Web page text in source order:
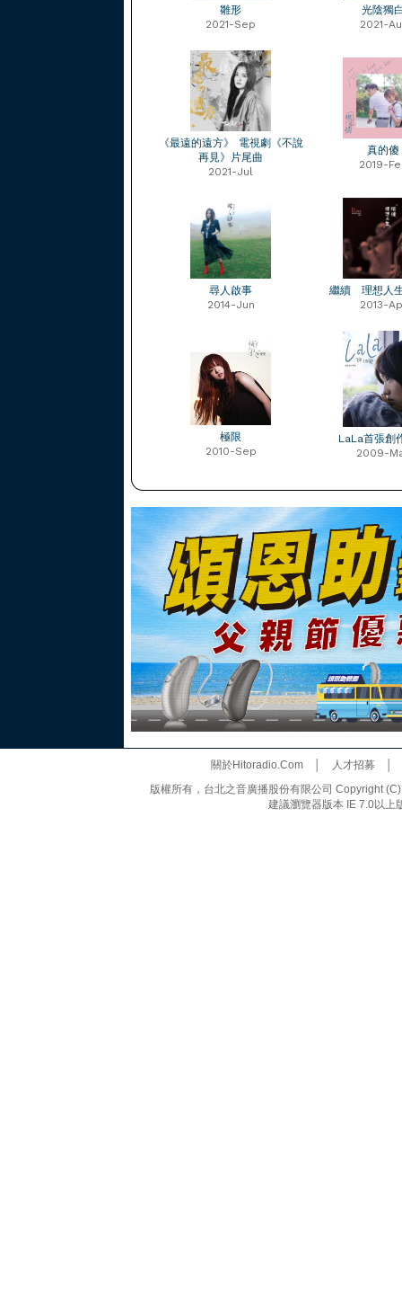
雛形
2021-Sep
光陰獨
2021-
《最遠的遠方》 電視劇《不說
再見》片尾曲
2021-Jul
真的傻
2019-
尋人啟事
2014-Jun
繼續 理想人
2013-
極限
2010-Sep
LaLa首張創
2009-
關於Hitoradio.Com│ 人才招募
版權所有，台北之音廣播股份有限公司 Copyright
建議瀏覽器版本 IE 7.0以上